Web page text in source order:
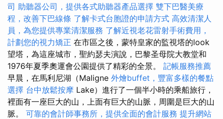
司 助聽器公司，提供各式助聽器產品選擇 雙下巴醫美療
程，改善下巴線條 了解卡式台胞證的申請方式 高效清潔人
員，為您提供專業清潔服務 了解近視老花雷射手術費用，
計劃您的視力矯正 在市區之後，蒙特皇家的監視塔的look
望塔，為這座城市，聖約瑟夫演說，巴黎圣母院大教堂和
1976年夏季奧運會公園提供了精彩的全景。 記帳服務推薦
早晨，在馬利尼湖（Maligne 外燴buffet，豐富多樣的餐點
選擇 台中放鬆按摩 Lake）進行了一個半小時的乘船旅行，
裡面有一座巨大的山，上面有巨大的山脈，周圍是巨大的山
脈。 可靠的會計師事務所，提供全面的會計服務 提升網站